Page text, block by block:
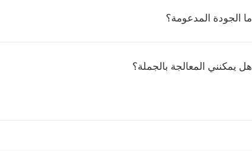
ما الجودة المدعومة؟
هل يمكنني المعالجة بالجملة؟